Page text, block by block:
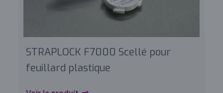
STRAPLOCK F7000 Scellé pour
feuillard plastique